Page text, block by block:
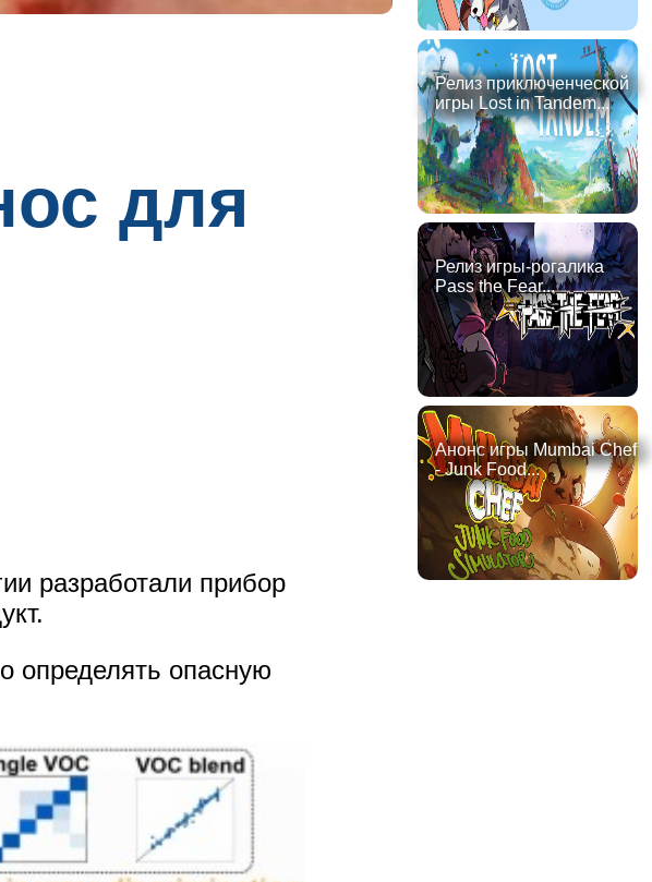
для
разработали прибор
определять опасную
Релиз приключенческой
игры Lost in Tandem...
Релиз игры-рогалика
Pass the Fear...
Анонс игры Mumbai Chef
- Junk Food...